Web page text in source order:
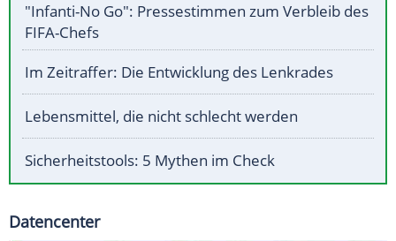
"Infanti-No Go": Pressestimmen zum Verbleib des
FIFA-Chefs
Im Zeitraffer: Die Entwicklung des Lenkrades
Lebensmittel, die nicht schlecht werden
Sicherheitstools: 5 Mythen im Check
Datencenter